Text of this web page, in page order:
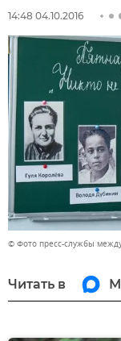
14:48 04.10.2016
© Фото пресс-службы
Читать в